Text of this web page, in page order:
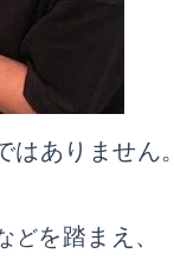
ありません。
どを踏まえ、